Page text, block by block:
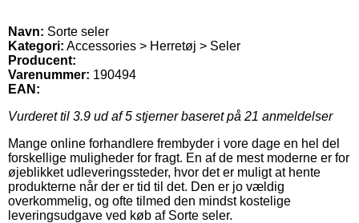
Navn: Sorte seler
Kategori: Accessories > Herretøj > Seler
Producent:
Varenummer: 190494
EAN:
Vurderet til 3.9 ud af 5 stjerner baseret på 21 anmeldelser
Mange online forhandlere frembyder i vore dage en hel del
forskellige muligheder for fragt. En af de mest moderne er for
øjeblikket udleveringssteder, hvor det er muligt at hente
produkterne når der er tid til det. Den er jo vældig
overkommelig, og ofte tilmed den mindst kostelige
leveringsudgave ved køb af Sorte seler.